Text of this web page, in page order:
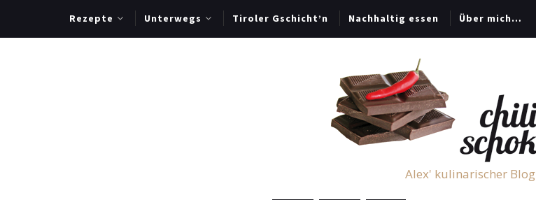
Rezepte Unterwegs Tiroler Gschicht’n Nachhaltig essen Über mich…
Alex' kulinarischer Blog